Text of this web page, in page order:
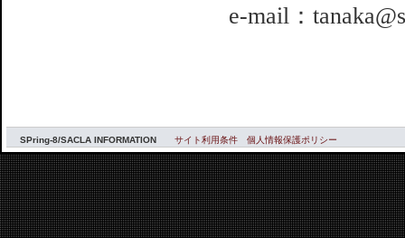
e-mail：
SPring-8/SACLA INFORMATION サイト利用条件 個人情報保護ポリシー